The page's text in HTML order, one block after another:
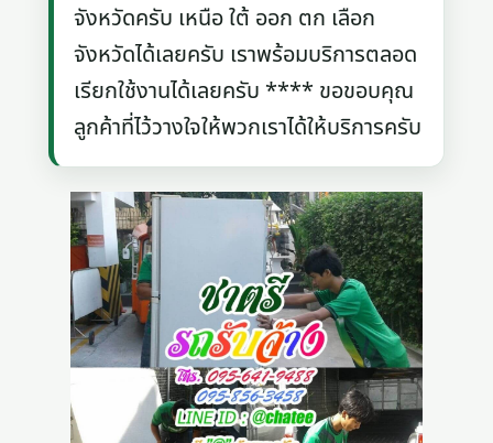
จังหวัดครับ เหนือ ใต้ ออก ตก เลือก
จังหวัดได้เลยครับ เราพร้อมบริการตลอด
เรียกใช้งานได้เลยครับ **** ขอขอบคุณ
ลูกค้าที่ไว้วางใจให้พวกเราได้ให้บริการครับ